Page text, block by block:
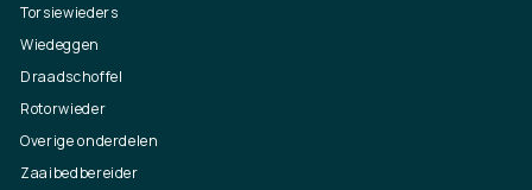
Torsiewieders
Wiedeggen
Draadschoffel
Rotorwieder
Overige onderdelen
Zaaibedbereider